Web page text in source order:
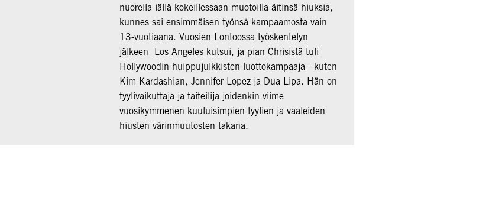
nuorella iällä kokeillessaan muotoilla äitinsä hiuksia,
kunnes sai ensimmäisen työnsä kampaamosta vain
13-vuotiaana. Vuosien Lontoossa työskentelyn
jälkeen Los Angeles kutsui, ja pian Chrisistä tuli
Hollywoodin huippujulkkisten luottokampaaja - kuten
Kim Kardashian, Jennifer Lopez ja Dua Lipa. Hän on
tyylivaikuttaja ja taiteilija joidenkin viime
vuosikymmenen kuuluisimpien tyylien ja vaaleiden
hiusten värinmuutosten takana.